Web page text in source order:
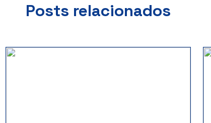
Posts relacionados